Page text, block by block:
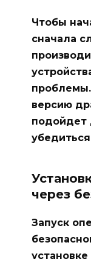
Чтобы
сначала
версию
подойдет
через
Запуск